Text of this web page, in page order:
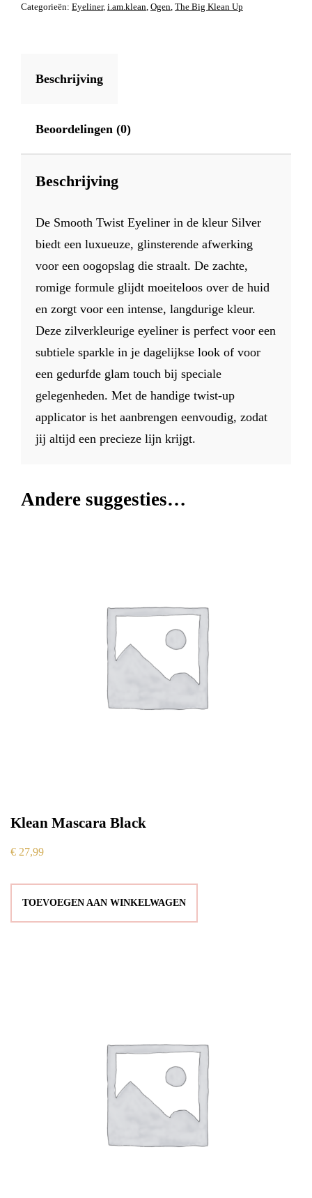
AANTAL
Categorieën: Eyeliner, i.am.klean Ogen The Big Klean Up
Beschrijving
Beoordelingen (0)
Beschrijving
De Smooth Twist Eyeliner in de kleur Silver
biedt een luxueuze, glinsterende afwerking
voor een oogopslag die straalt. De zachte,
romige formule glijdt moeiteloos over de huid
en zorgt voor een intense, langdurige kleur.
Deze zilverkleurige eyeliner is perfect voor een
subtiele sparkle in je dagelijkse look of voor
een gedurfde glam touch bij speciale
gelegenheden. Met de handige twist-up
applicator is het aanbrengen eenvoudig, zodat
jij altijd een precieze lijn krijgt.
Andere suggesties…
Klean Mascara Black
€ 27,99
TOEVOEGEN AAN WINKELWAGEN